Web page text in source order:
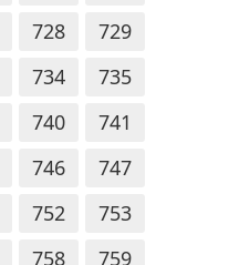
728
729
734
735
740
741
746
747
752
753
758
759